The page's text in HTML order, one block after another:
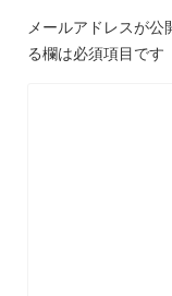
メールアドレスが公
る欄は必須項目です